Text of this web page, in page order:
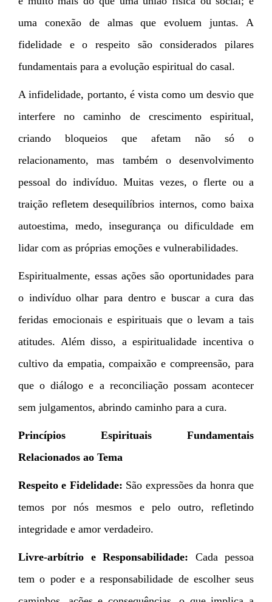
uma conexão de almas que evoluem juntas. A
fidelidade e o respeito são considerados pilares
fundamentais para a evolução espiritual do casal.
A infidelidade, portanto, é vista como um desvio que
interfere no caminho de crescimento espiritual,
criando bloqueios que afetam não só o
relacionamento, mas também o desenvolvimento
pessoal do indivíduo. Muitas vezes, o flerte ou a
traição refletem desequilíbrios internos, como baixa
autoestima, medo, insegurança ou dificuldade em
lidar com as próprias emoções e vulnerabilidades.
Espiritualmente, essas ações são oportunidades para
o indivíduo olhar para dentro e buscar a cura das
feridas emocionais e espirituais que o levam a tais
atitudes. Além disso, a espiritualidade incentiva o
cultivo da empatia, compaixão e compreensão, para
que o diálogo e a reconciliação possam acontecer
sem julgamentos, abrindo caminho para a cura.
Princípios Espirituais Fundamentais
Relacionados ao Tema
Respeito e Fidelidade: São expressões da honra que
temos por nós mesmos e pelo outro, refletindo
integridade e amor verdadeiro.
Livre-arbítrio e Responsabilidade: Cada pessoa
tem o poder e a responsabilidade de escolher seus